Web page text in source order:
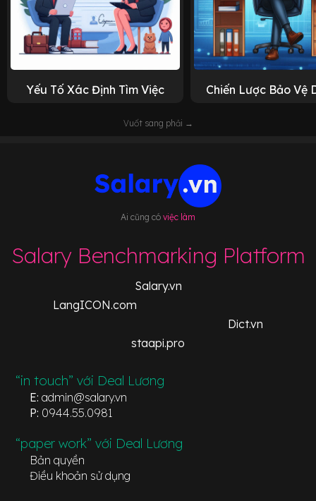
Yếu Tố Xác Định Tìm Việc Chiến Lược Bảo Vệ
Vuốt sang phải →
Ai cũng có việc làm
Salary Benchmarking Platform
Salary.vn
LangICON.com
Dict.vn
staapi.pro
“in touch” với Deal Lương
E: admin@salary.vn
P: 0944.55.0981
“paper work” với Deal Lương
Bản quyền
Điều khoản sử dụng